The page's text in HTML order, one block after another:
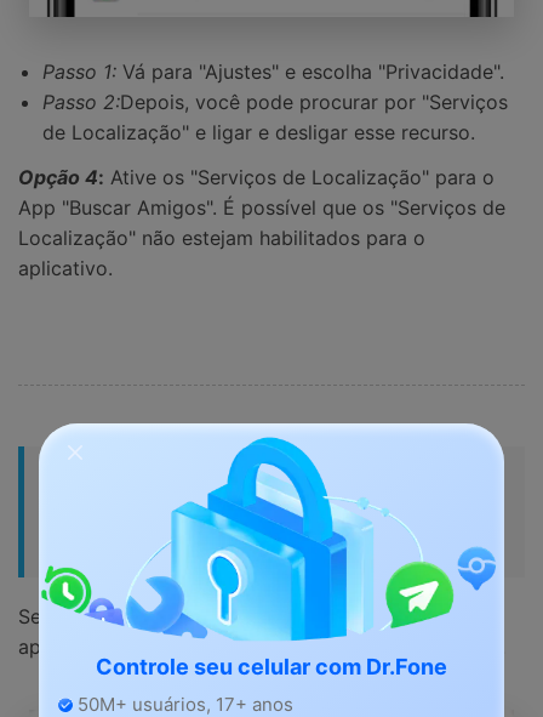
Controle seu celular com Dr.Fone
50M+ usuários, 17+ anos
Passo 1: Vá para "Ajustes" e escolha "Privacidade".
Passo 2:Depois, você pode procurar por "Serviços
de Localização" e ligar e desligar esse recurso.
Opção 4: Ative os "Serviços de Localização" para o
App "Buscar Amigos". É possível que os "Serviços de
Localização" não estejam habilitados para o
aplicativo.
Parte 3: Como Compartilhar Sua
Localização com o App Buscar
Se você deseja compartilhar sua localização no
aplicativo "Buscar Amigos", siga as etapas seguintes.